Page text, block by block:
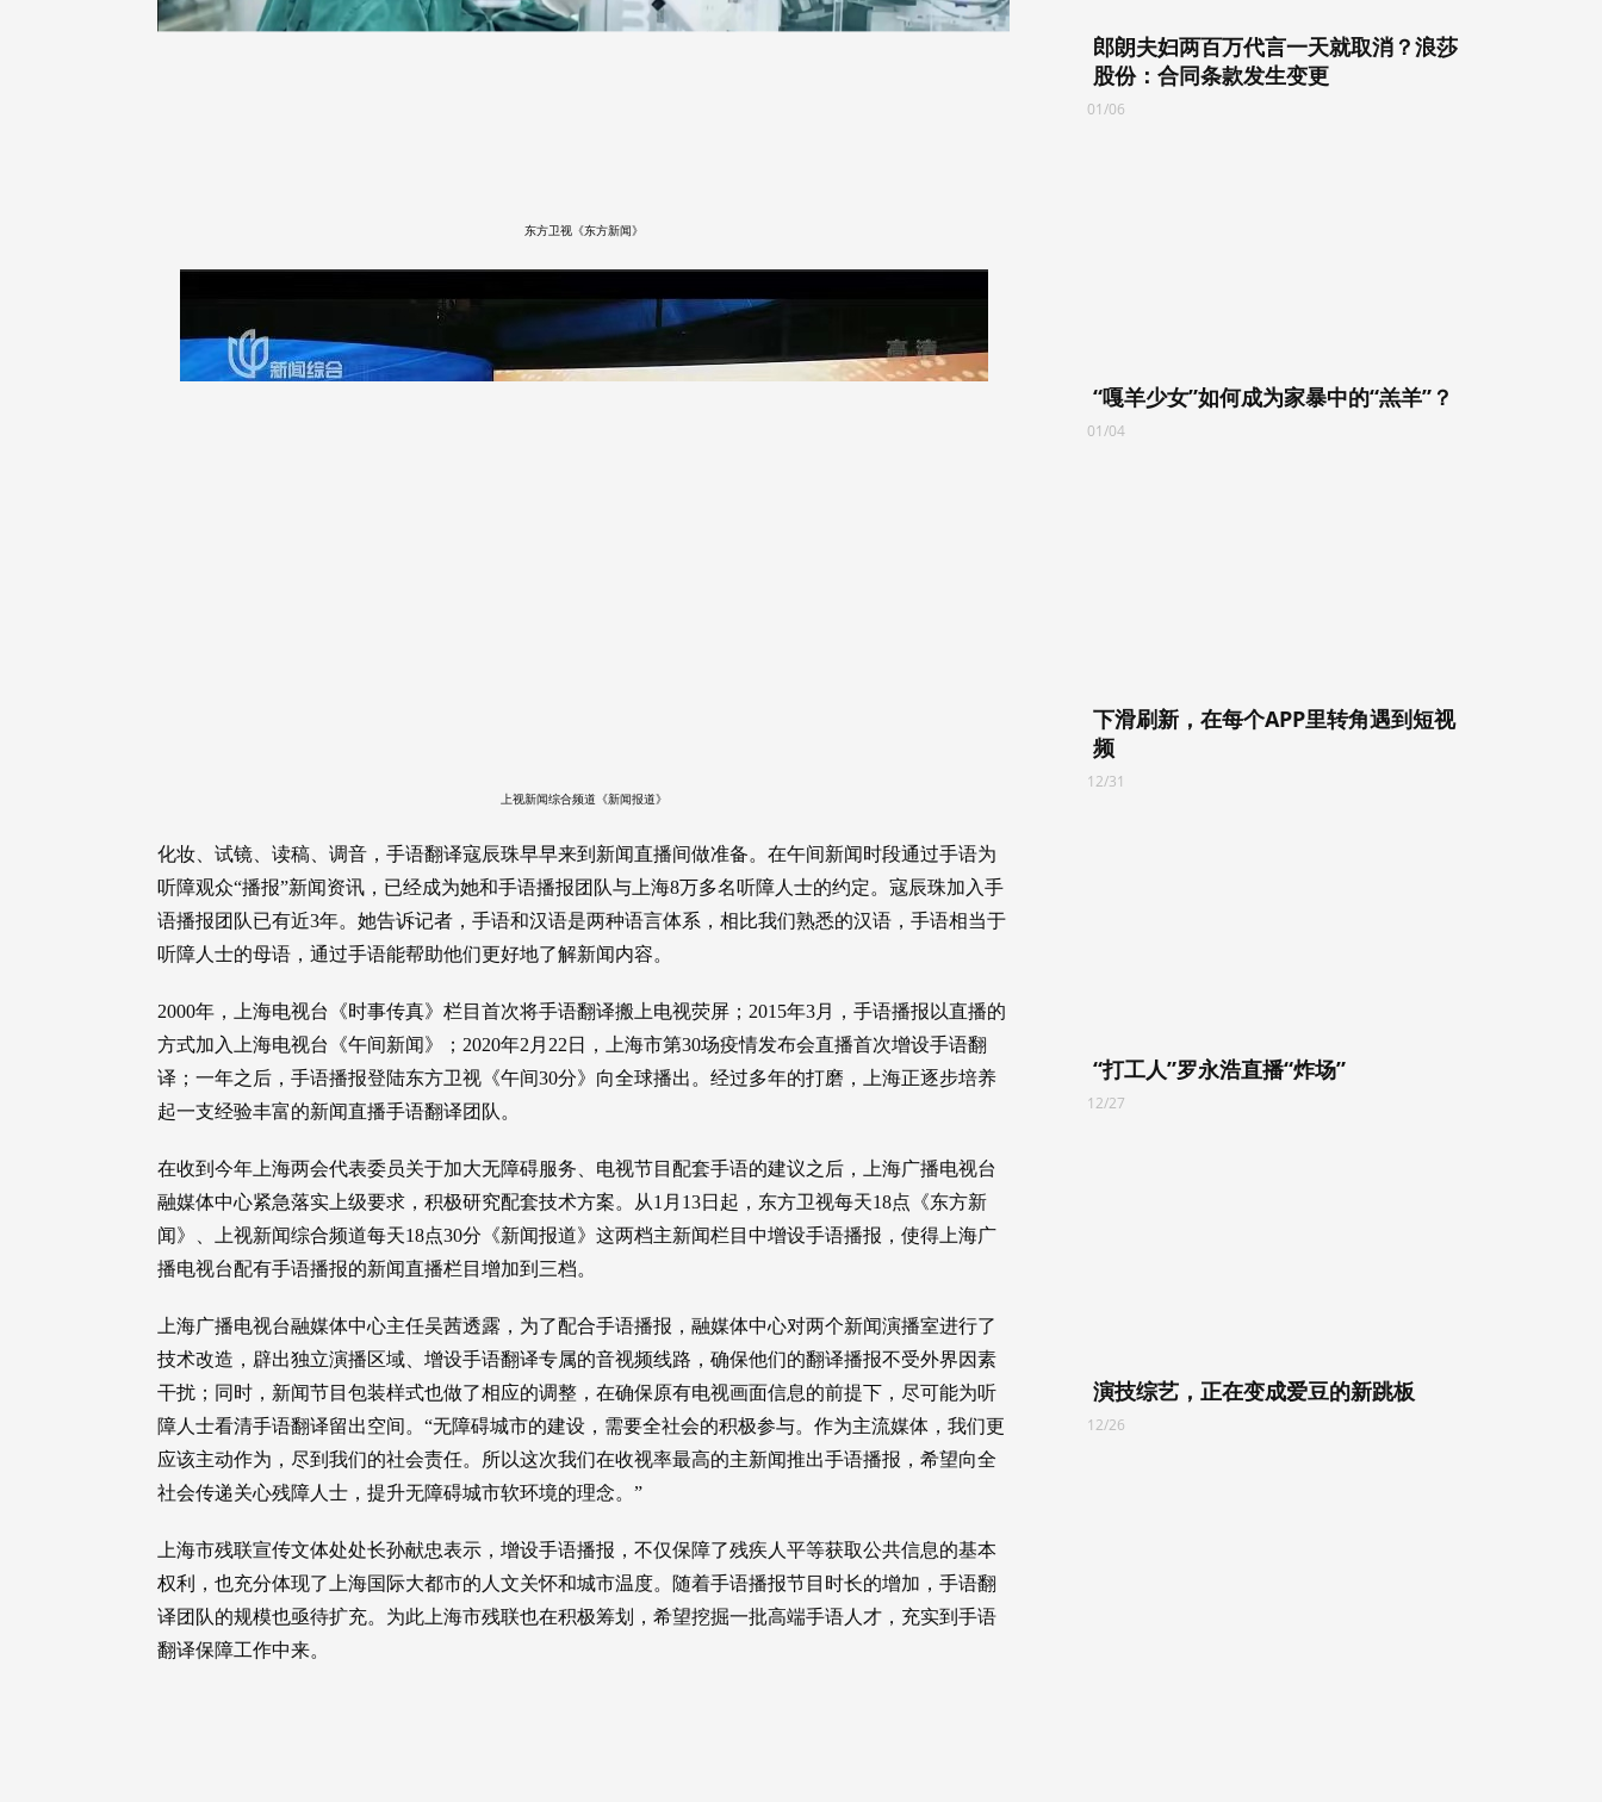
东方卫视《东方新闻》
上视新闻综合频道《新闻报道》
化妆、试镜、读稿、调音，手语翻译寇辰珠早早来到新闻直播间做准备。在午间新闻时段通过手语为
听障观众“播报”新闻资讯，已经成为她和手语播报团队与上海8万多名听障人士的约定。寇辰珠加入手
语播报团队已有近3年。她告诉记者，手语和汉语是两种语言体系，相比我们熟悉的汉语，手语相当于
听障人士的母语，通过手语能帮助他们更好地了解新闻内容。
2000年，上海电视台《时事传真》栏目首次将手语翻译搬上电视荧屏；2015年3月，手语播报以直播的
方式加入上海电视台《午间新闻》；2020年2月22日，上海市第30场疫情发布会直播首次增设手语翻
译；一年之后，手语播报登陆东方卫视《午间30分》向全球播出。经过多年的打磨，上海正逐步培养
起一支经验丰富的新闻直播手语翻译团队。
在收到今年上海两会代表委员关于加大无障碍服务、电视节目配套手语的建议之后，上海广播电视台
融媒体中心紧急落实上级要求，积极研究配套技术方案。从1月13日起，东方卫视每天18点《东方新
闻》、上视新闻综合频道每天18点30分《新闻报道》这两档主新闻栏目中增设手语播报，使得上海广
播电视台配有手语播报的新闻直播栏目增加到三档。
上海广播电视台融媒体中心主任吴茜透露，为了配合手语播报，融媒体中心对两个新闻演播室进行了
技术改造，辟出独立演播区域、增设手语翻译专属的音视频线路，确保他们的翻译播报不受外界因素
干扰；同时，新闻节目包装样式也做了相应的调整，在确保原有电视画面信息的前提下，尽可能为听
障人士看清手语翻译留出空间。“无障碍城市的建设，需要全社会的积极参与。作为主流媒体，我们更
应该主动作为，尽到我们的社会责任。所以这次我们在收视率最高的主新闻推出手语播报，希望向全
社会传递关心残障人士，提升无障碍城市软环境的理念。”
上海市残联宣传文体处处长孙献忠表示，增设手语播报，不仅保障了残疾人平等获取公共信息的基本
权利，也充分体现了上海国际大都市的人文关怀和城市温度。随着手语播报节目时长的增加，手语翻
译团队的规模也亟待扩充。为此上海市残联也在积极筹划，希望挖掘一批高端手语人才，充实到手语
翻译保障工作中来。
郎朗夫妇两百万代言一天就取消？浪莎
股份：合同条款发生变更
01/06
“嘎羊少女”如何成为家暴中的“羔羊”？
01/04
下滑刷新，在每个APP里转角遇到短视
频
12/31
“打工人”罗永浩直播“炸场”
12/27
演技综艺，正在变成爱豆的新跳板
12/26